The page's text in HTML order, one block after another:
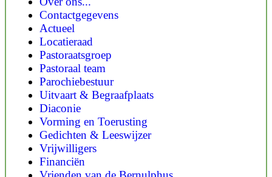
Contactgegevens
Actueel
Locatieraad
Pastoraatsgroep
Pastoraal team
Parochiebestuur
Uitvaart & Begraafplaats
Diaconie
Vorming en Toerusting
Gedichten & Leeswijzer
Vrijwilligers
Financiën